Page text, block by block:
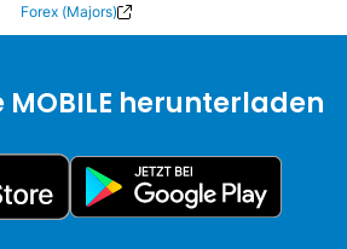
Forex (Majors)
MOBILE herunterladen